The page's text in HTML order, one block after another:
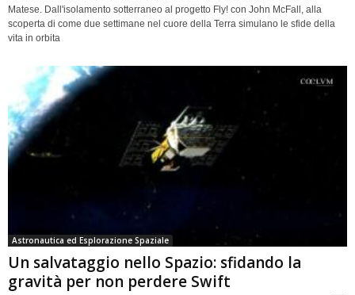
Matese. Dall'isolamento sotterraneo al progetto Fly! con John McFall, alla
scoperta di come due settimane nel cuore della Terra simulano le sfide della
vita in orbita
Astronautica ed Esplorazione Spaziale
Un salvataggio nello Spazio: sfidando la
gravità per non perdere Swift